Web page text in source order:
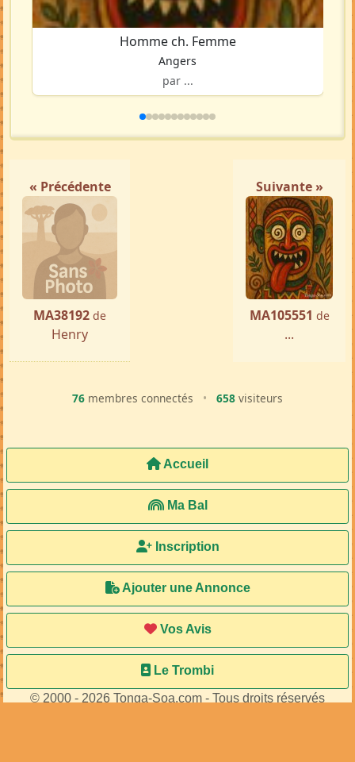
Homme ch. Femme
Angers
par ...
« Précédente
MA38192 de
Henry
Suivante »
MA105551 de
...
76 membres connectés • 658 visiteurs
Accueil
Ma Bal
Inscription
Ajouter une Annonce
Vos Avis
Le Trombi
© 2000 - 2026 Tonga-Soa.com - Tous droits réservés